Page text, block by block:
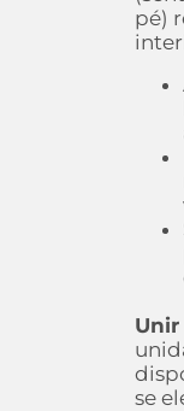
pé)
Unir
se